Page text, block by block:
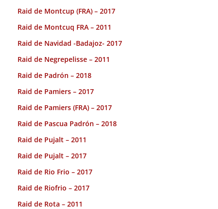
Raid de Montcup (FRA) – 2017
Raid de Montcuq FRA – 2011
Raid de Navidad -Badajoz- 2017
Raid de Negrepelisse – 2011
Raid de Padrón – 2018
Raid de Pamiers – 2017
Raid de Pamiers (FRA) – 2017
Raid de Pascua Padrón – 2018
Raid de Pujalt – 2011
Raid de Pujalt – 2017
Raid de Rio Frio – 2017
Raid de Riofrio – 2017
Raid de Rota – 2011